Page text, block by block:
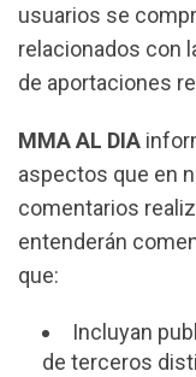
usuarios se
relacionados con
de aportaciones
MMA AL DIA
aspectos que en
comentarios
entenderán
que:
Incluyan
de terceros